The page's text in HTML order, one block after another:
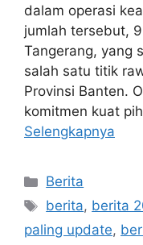
dalam operasi
jumlah tersebut,
Tangerang, yang
salah satu titik
Provinsi Banten.
komitmen kuat
Selengkapnya
Kategori
Berita
Tag
berita, berita
paling update,